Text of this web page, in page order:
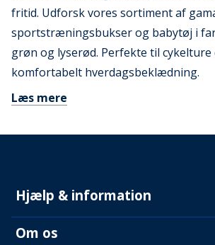
fritid. Udforsk vores sortiment af
sportstræningsbukser og babytøj i
grøn og lyserød. Perfekte til cykelture
komfortabelt hverdagsbeklædning.
Læs mere
Hjælp & information
Om os